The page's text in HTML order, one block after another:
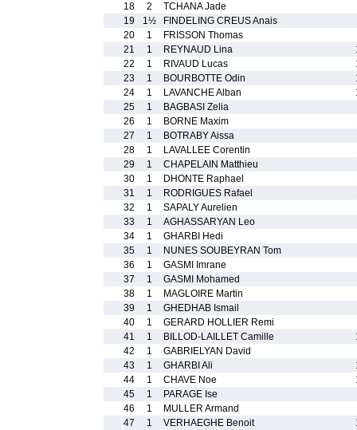
18
2
TCHANA Jade
19
1½
FINDELING CREUS Anais
20
1
FRISSON Thomas
21
1 REYNAUD Lina
22
1 RIVAUD Lucas
23
1 BOURBOTTE Odin
24
1 LAVANCHE Alban
25
1
BAGBASI Zelia
26
1 BORNE Maxim
27
1
BOTRABY Aissa
28
1 LAVALLEE Corentin
29
1
CHAPELAIN Matthieu
30
1 DHONTE Raphael
31
1 RODRIGUES Rafael
32
1
SAPALY Aurelien
33
1
AGHASSARYAN Leo
34
1
GHARBI Hedi
35
1
NUNES SOUBEYRAN Tom
36
1
GASMI Imrane
37
1
GASMI Mohamed
38
1
MAGLOIRE Martin
39
1
GHEDHAB Ismail
40
1
GERARD HOLLIER Remi
41
1 BILLOD-LAILLET Camille
42
1
GABRIELYAN David
43
1 GHARBI Ali
44
1 CHAVE Noe
45
1
PARAGE Ise
46
1
MULLER Armand
47
1 VERHAEGHE Benoit